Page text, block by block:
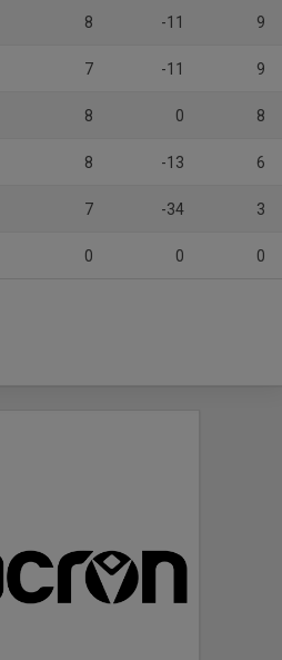
8 -11 9
7 -11 9
8 0 8
8 -13 6
7 -34 3
0 0 0